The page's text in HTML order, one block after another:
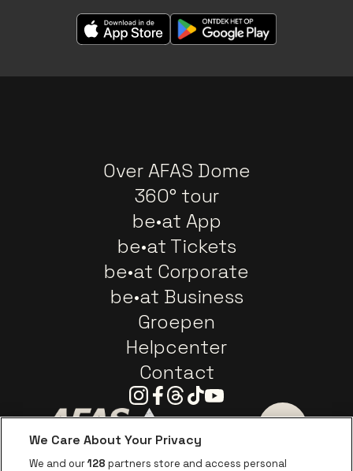
Over AFAS Dome
360° tour
be•at App
be•at Tickets
be•at Corporate
be•at Business
Groepen
Helpcenter
Contact
Instagram
Facebook
Threads
TiktokYoutube
Ga naar
We Care About Your Privacy
We and our128 partners store and access personal